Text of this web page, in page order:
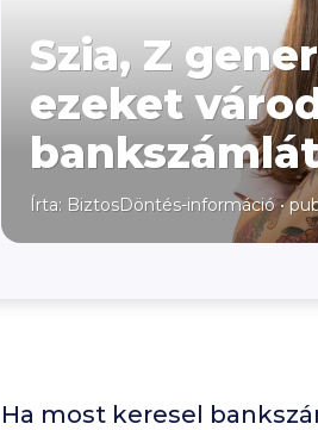
Szia, Z
ezeket
Írta: BiztosDöntés-információ•
Ha most keresel